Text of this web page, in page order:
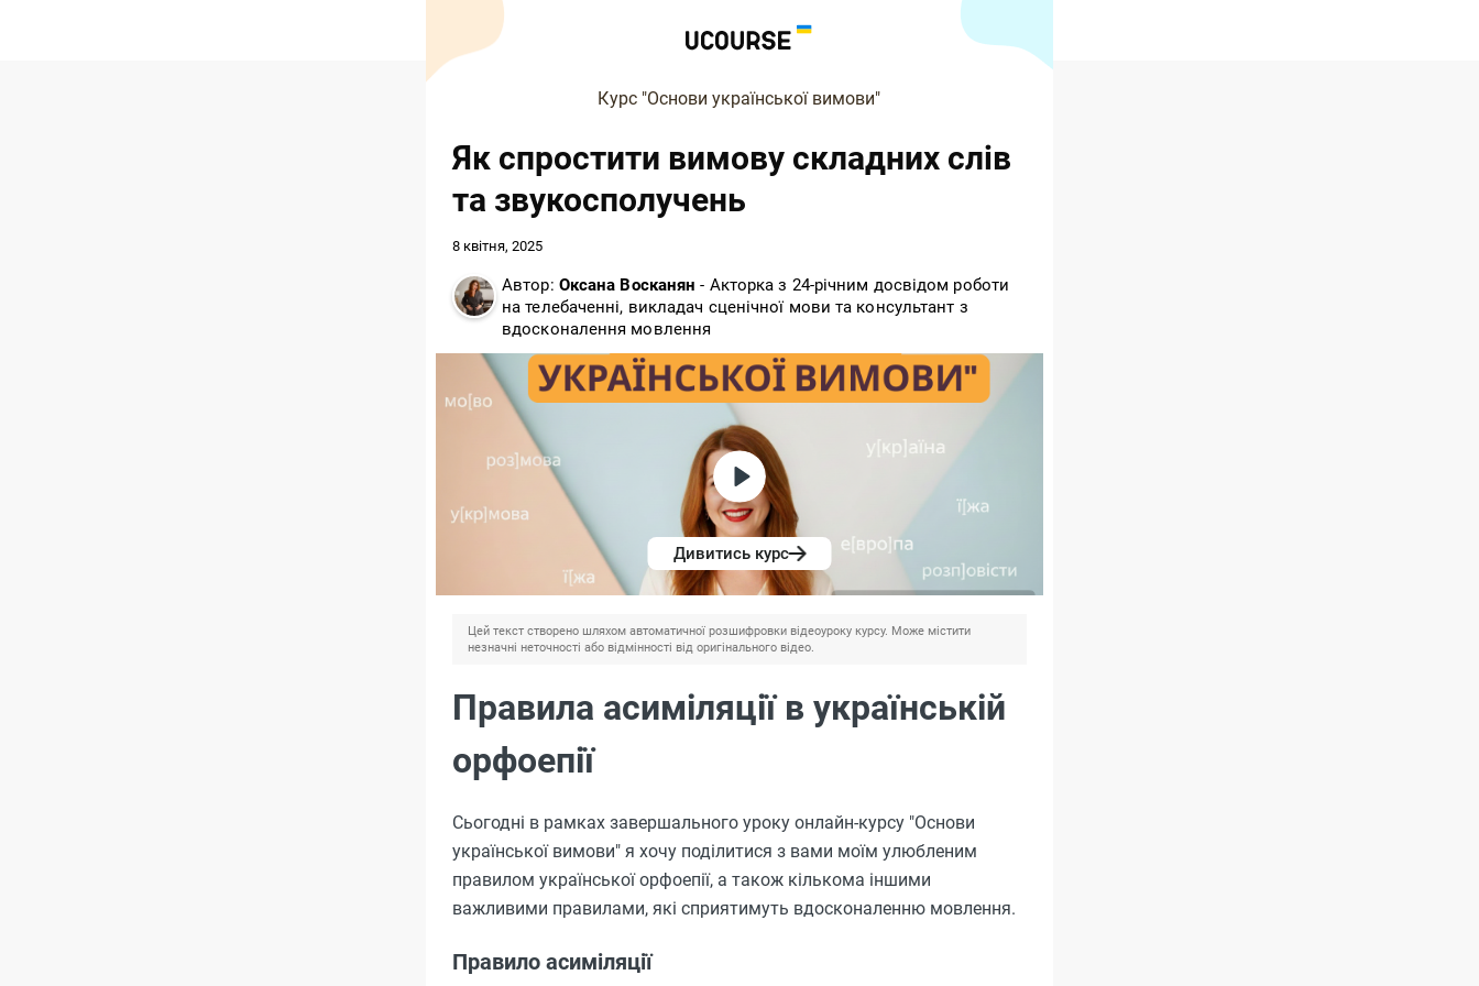
Курс "Основи української вимови"
Як спростити вимову складних слів
та звукосполучень
8 квітня, 2025
Автор: Оксана Восканян - Акторка з 24-річним досвідом роботи
на телебаченні, викладач сценічної мови та консультант з
вдосконалення мовлення
Дивитись курс
Цей текст створено шляхом автоматичної розшифровки відеоуроку курсу. Може містити
незначні неточності або відмінності від оригінального відео.
Правила асиміляції в українській
орфоепії
Сьогодні в рамках завершального уроку онлайн-курсу "Основи
української вимови" я хочу поділитися з вами моїм улюбленим
правилом української орфоепії, а також кількома іншими
важливими правилами, які сприятимуть вдосконаленню мовлення.
Правило асиміляції